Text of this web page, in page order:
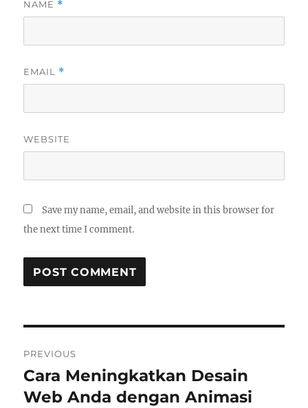
NAME *
EMAIL *
WEBSITE
Save my name, email, and website in this browser for
the next time I comment.
navigation
PREVIOUS
Previous
post:
Cara Meningkatkan Desain
Web Anda dengan Animasi